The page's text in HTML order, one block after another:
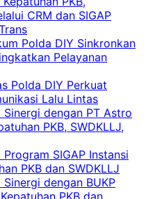
CRM dan SIGAP
Polda DIY Sinkronkan
Pelayanan
Polda DIY Perkuat
Lalu Lintas
dengan PT Astro
PKB, SWDKLLJ,
SIGAP Instansi
PKB dan SWDKLLJ
dengan BUKP